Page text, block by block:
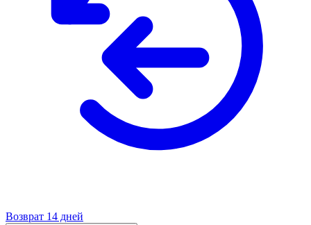
Возврат 14 дней